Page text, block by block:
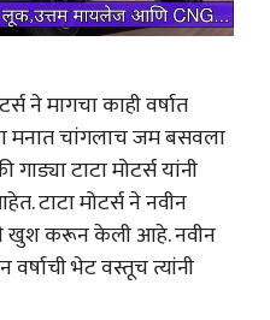
ने मागचा काही वर्षात
मनात चांगलाच जम बसवला
टाटा मोटर्स यांनी
टाटा मोटर्स ने नवीन
खुश करून केली आहे. नवीन
भेट वस्तूच त्यांनी